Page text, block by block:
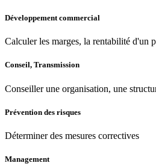
Développement commercial
Calculer les marges, la rentabilité d'un
Conseil, Transmission
Conseiller une organisation, une
Prévention des risques
Déterminer des mesures correctives
Management